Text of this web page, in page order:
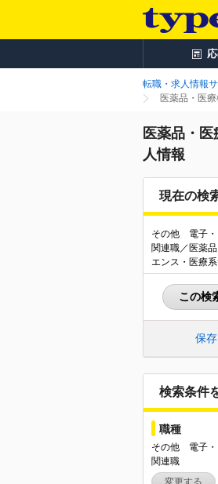
転職・求人情報
医薬品・医
医薬品・
人情報
現在の検
その他 電子・
関連職／医薬
エンス・医療
この検
保
検索条件
職種
その他 電子・
関連職